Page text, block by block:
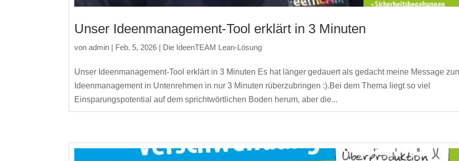
Unser Ideenmanagement-Tool erklärt in 3 Minuten
vonadmin | Feb. 5, 2026 | Die IdeenTEAM Lean-Lösung
Unser Ideenmanagement-Tool erklärt in 3 Minuten Es hat länger gedauert als gedacht meine Message
Ideenmanagement in Untenrehmen in nur 3 Minuten rüberzubringen :).Bei dem Thema liegt so viel
Einsparungspotential auf dem sprichtwörtlichen Boden herum, aber die...